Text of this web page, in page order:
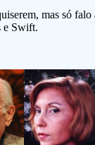
mas só falo
e Swift.